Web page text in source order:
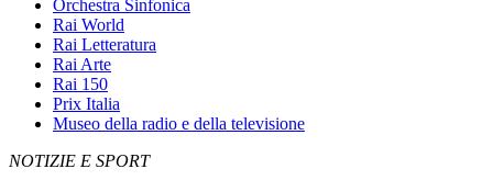
Orchestra Sinfonica
Rai World
Rai Letteratura
Rai Arte
Rai 150
Prix Italia
Museo della radio e della televisione
NOTIZIE E SPORT